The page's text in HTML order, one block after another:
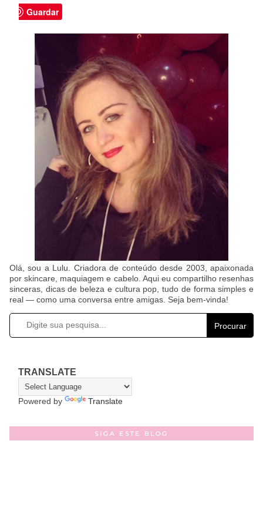
Guardar
Olá, sou a Lulu. Criadora de conteúdo desde 2003, apaixonada
por skincare, maquiagem e cabelo. Aqui eu compartilho resenhas
sinceras, dicas de beleza e cultura pop, tudo de forma simples e
real — como uma conversa entre amigas. Seja bem-vinda!
Procurar
TRANSLATE
Powered by Translate
SIGA ESTE BLOG